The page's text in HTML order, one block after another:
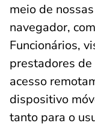
meio de
navegador,
Funcionários,
prestadores
acesso
dispositivo
tanto para o